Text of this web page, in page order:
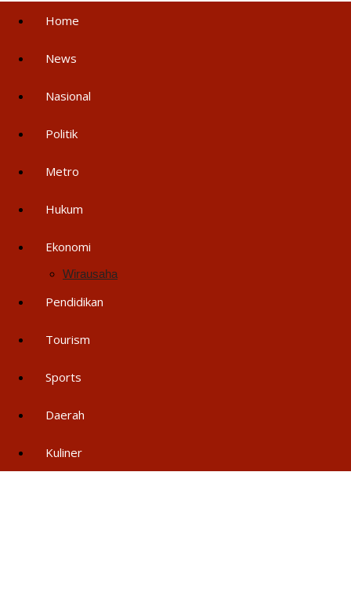
Home
News
Nasional
Politik
Metro
Hukum
Ekonomi
Wirausaha
Pendidikan
Tourism
Sports
Daerah
Kuliner